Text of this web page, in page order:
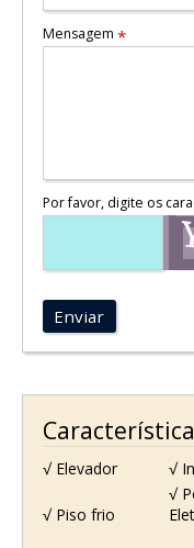
Mensagem *
Por favor, digite os
Enviar
√ Elevador √
√ Piso frio
√